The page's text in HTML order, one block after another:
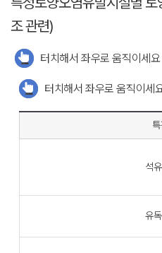
조 관련)
터치해서 좌우로 움직이세요
터치해서 좌우로 움직이세
석
유